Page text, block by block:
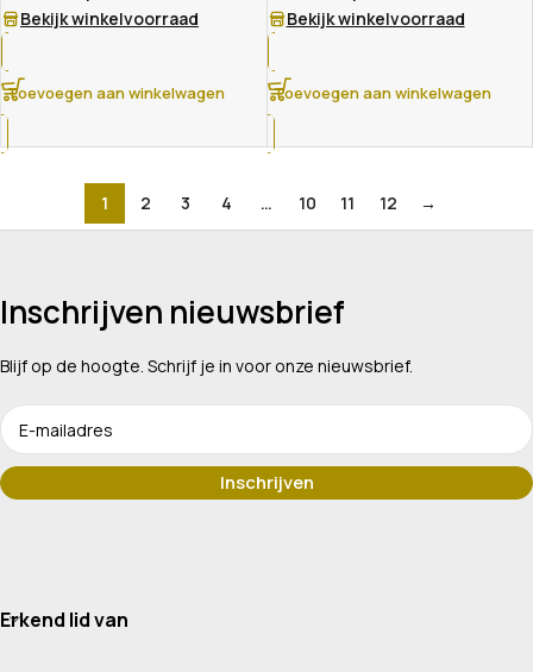
Bekijk winkelvoorraad
Toevoegen aan winkelwagen
Bekijk winkelvoorraad
Toevoegen aan winkelwagen
1 2 3 4 … 10 11 12 →
Inschrijven nieuwsbrief
Blijf op de hoogte. Schrijf je in voor onze nieuwsbrief.
Erkend lid van